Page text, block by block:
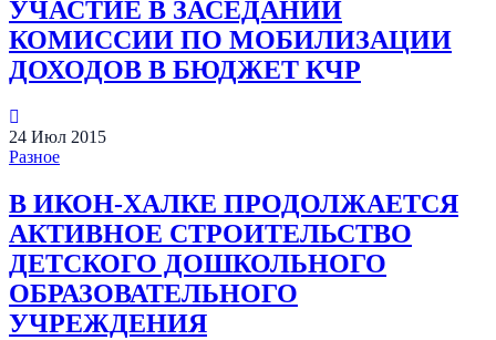
УЧАСТИЕ В ЗАСЕДАНИИ
КОМИССИИ ПО МОБИЛИЗАЦИИ
ДОХОДОВ В БЮДЖЕТ КЧР
24 Июл 2015
Разное
В ИКОН-ХАЛКЕ ПРОДОЛЖАЕТСЯ
АКТИВНОЕ СТРОИТЕЛЬСТВО
ДЕТСКОГО ДОШКОЛЬНОГО
ОБРАЗОВАТЕЛЬНОГО
УЧРЕЖДЕНИЯ